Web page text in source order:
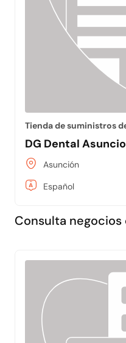
Tienda de suministros
DG Dental
Asunción
Español
Consulta